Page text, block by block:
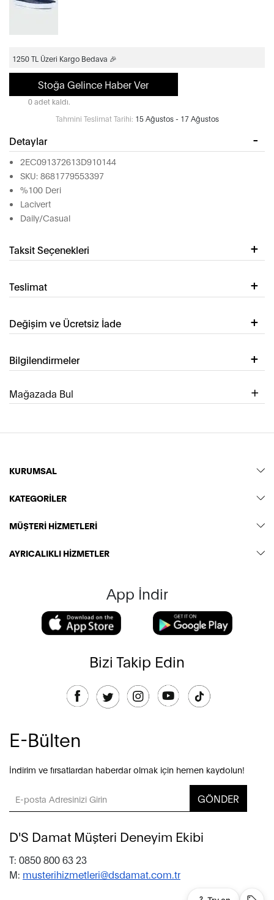
1250 TL Üzeri Kargo Bedava 🎉
Stoğa Gelince Haber Ver
0 adet kaldı.
Tahmini Teslimat Tarihi: 15 Ağustos - 17 Ağustos
Detaylar
2EC091372613D910144
SKU: 8681779553397
%100 Deri
Lacivert
Daily/Casual
Taksit Seçenekleri
Teslimat
Değişim ve Ücretsiz İade
Bilgilendirmeler
Mağazada Bul
KURUMSAL
KATEGORİLER
MÜŞTERİ HİZMETLERİ
AYRICALIKLI HİZMETLER
App İndir
Bizi Takip Edin
E-Bülten
İndirim ve fırsatlardan haberdar olmak için hemen kaydolun!
GÖNDER
D'S Damat Müşteri Deneyim Ekibi
T: 0850 800 63 23
M: musterihizmetleri@dsdamat.com.tr